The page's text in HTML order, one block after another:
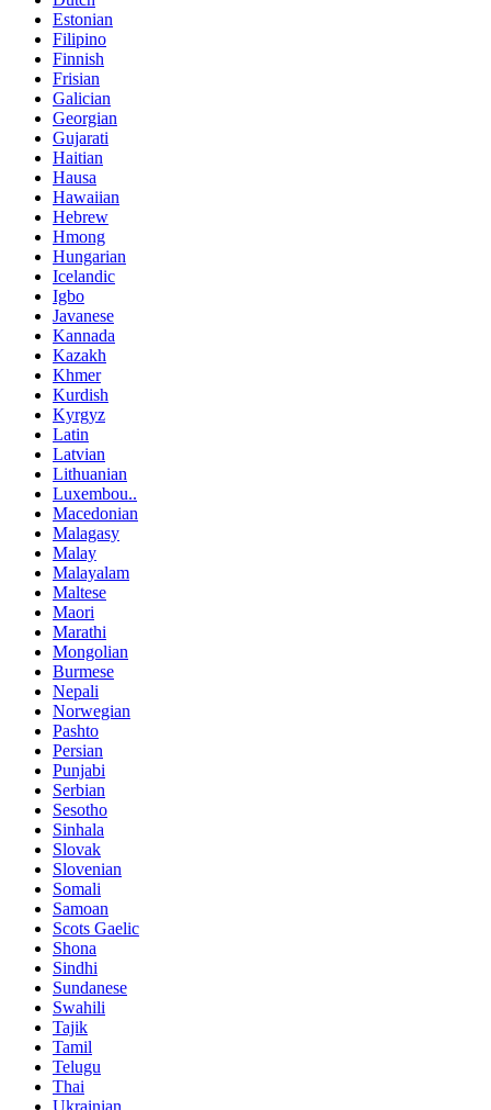
Estonian
Filipino
Finnish
Frisian
Galician
Georgian
Gujarati
Haitian
Hausa
Hawaiian
Hebrew
Hmong
Hungarian
Icelandic
Igbo
Javanese
Kannada
Kazakh
Khmer
Kurdish
Kyrgyz
Latin
Latvian
Lithuanian
Luxembou..
Macedonian
Malagasy
Malay
Malayalam
Maltese
Maori
Marathi
Mongolian
Burmese
Nepali
Norwegian
Pashto
Persian
Punjabi
Serbian
Sesotho
Sinhala
Slovak
Slovenian
Somali
Samoan
Scots Gaelic
Shona
Sindhi
Sundanese
Swahili
Tajik
Tamil
Telugu
Thai